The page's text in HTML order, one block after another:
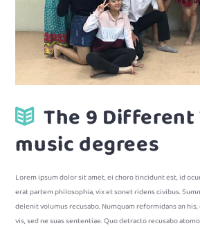
The 9
music degrees
Lorem ipsum dolor sit amet, ei choro tincidunt est, id
erat partem philosophia, vix et sonet ridens civibus.
delenit volumus recusabo. Numquam reformidans an
vis, sed ne suas sententiae. Quo detracto recusabo